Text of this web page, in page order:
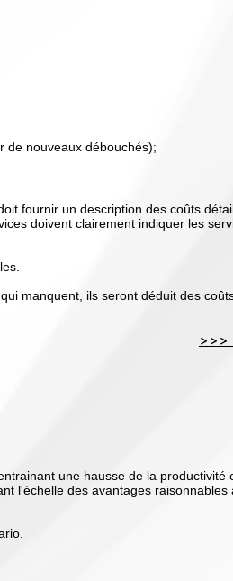
de nouveaux débouchés);
fournir un description des coûts
doivent clairement indiquer les
manquent, ils seront déduit des
>>>
une hausse de la productivité
l'échelle des avantages